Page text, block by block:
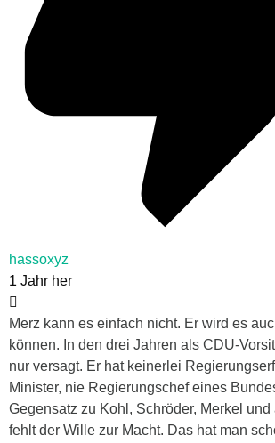
hassoxyz
1 Jahr her
Merz kann es einfach nicht. Er wird es
können. In den drei Jahren als CDU-
nur versagt. Er hat keinerlei
Minister, nie Regierungschef eines
Gegensatz zu Kohl, Schröder, Merkel und
fehlt der Wille zur Macht. Das hat man